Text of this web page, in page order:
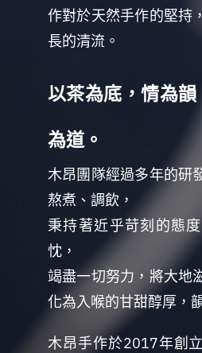
作對於天然手作的堅持
長的清流。
以茶為底，情為
為道。
木昂團隊經過多年的研
熬煮、調飲，
秉持著近乎苛刻的態
忱，
竭盡一切努力，將大地
化為入喉的甘甜醇厚，
木昂手作於2017年創